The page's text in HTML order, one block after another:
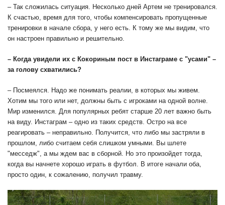
– Так сложилась ситуация. Несколько дней Артем не тренировался.
К счастью, время для того, чтобы компенсировать пропущенные
тренировки в начале сбора, у него есть. К тому же мы видим, что
он настроен правильно и решительно.
– Когда увидели их с Кокориным пост в Инстаграме с "усами" –
за голову схватились?
– Посмеялся. Надо же понимать реалии, в которых мы живем.
Хотим мы того или нет, должны быть с игроками на одной волне.
Мир изменился. Для популярных ребят старше 20 лет важно быть
на виду. Инстаграм – одно из таких средств. Остро на все
реагировать – неправильно. Получится, что либо мы застряли в
прошлом, либо считаем себя слишком умными. Вы шлете
"месседж", а мы ждем вас в сборной. Но это произойдет тогда,
когда вы начнете хорошо играть в футбол. В итоге начали оба,
просто один, к сожалению, получил травму.